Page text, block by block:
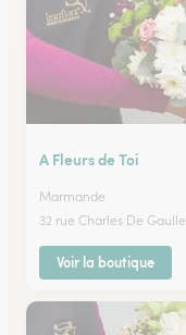
A Fleurs de Toi
Marmande
32 rue Charles De Gaulle
Voir la boutique